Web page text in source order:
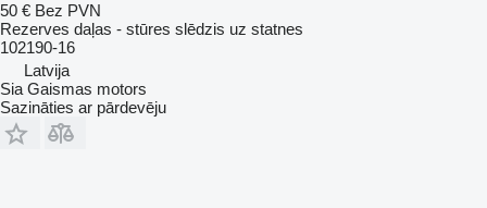
50 € Bez PVN
Rezerves daļas - stūres slēdzis uz statnes
102190-16
Latvija
Sia Gaismas motors
Sazināties ar pārdevēju